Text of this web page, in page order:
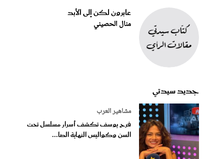
عابرون لكن إلى الأبد
منال الحصيني
جديد سيدتي
مشاهير العرب
فرح يوسف تكشف أسرار مسلسل تحت
السن وكواليس النهاية الصا...